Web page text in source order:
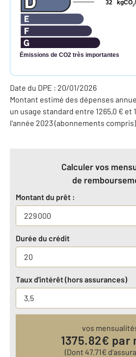
Émissions de CO2 très importantes
kgCO2
32
Date du DPE : 20/01/2026
Montant estimé des dépenses
un usage standard entre 1265,0 € et
l'année 2023 (abonnements compris).
Calculer vos
de
Montant du prêt :
Durée du crédit
Taux d'intérêt (hors assurances)
vos
1375.82€ par
(Dont 47.71€